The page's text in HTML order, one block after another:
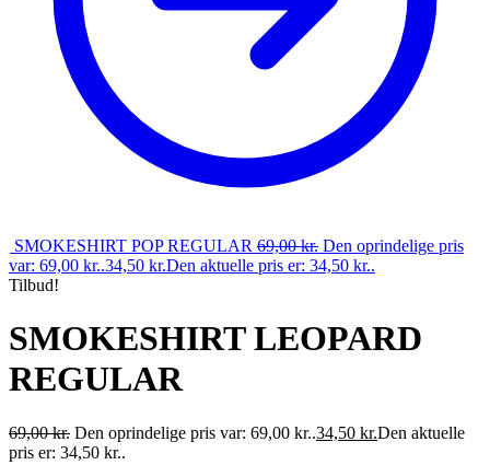
SMOKESHIRT POP REGULAR 69,00kr. Den oprindelige pris
var: 69,00 kr..34,50 kr.Den aktuelle pris er: 34,50 kr..
Tilbud!
SMOKESHIRT LEOPARD
REGULAR
69,00kr. Den oprindelige pris var: 69,00 kr..34,50 kr.Den aktuelle
pris er: 34,50 kr..